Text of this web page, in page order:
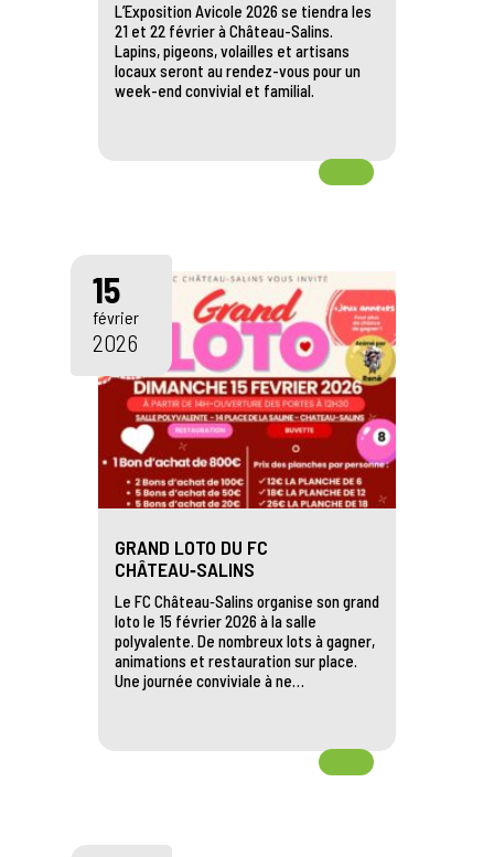
L’Exposition Avicole 2026 se tiendra les
21 et 22 février à Château-Salins.
Lapins, pigeons, volailles et artisans
locaux seront au rendez-vous pour un
week-end convivial et familial.
15
février
2026
GRAND LOTO DU FC
CHÂTEAU‑SALINS
Le FC Château‑Salins organise son grand
loto le 15 février 2026 à la salle
polyvalente. De nombreux lots à gagner,
animations et restauration sur place.
Une journée conviviale à ne…